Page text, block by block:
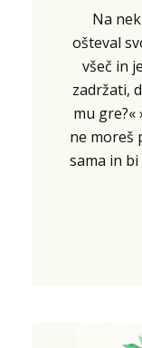
Na
ošteval
všeč in
zadržati,
mu gre?«
ne moreš
sama in